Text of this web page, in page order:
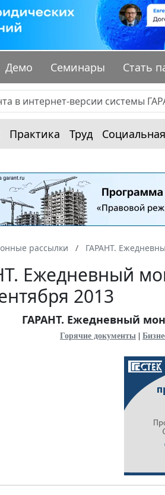
Демо Семинары Стать
Практика Труд
рассылки ГАРАНТ.
Ежедневный
2013
ГАРАНТ. Ежедневный
Горячие документы